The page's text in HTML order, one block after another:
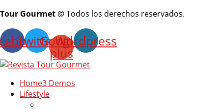
Tour Gourmet @ Todos los derechos reservados.
TwitterGoogle-
plus
Wordpress
Home3 Demos
Lifestyle